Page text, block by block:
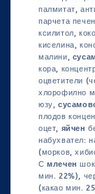
палмитат,
парчета
ксилитол,
киселина,
малини,
кора,
оцветители
хлорофилно
юзу,
плодов
оцет, яйчен
набухвател:
(морков,
Смлечен
мин. 22%),
(какао мин.